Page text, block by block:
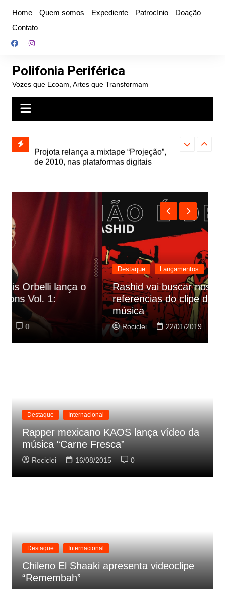
conteúdo
Home Quem somos Expediente Patrocínio
Doação
Contato
Polifonia Periférica
Vozes que Ecoam, Artes que Transformam
e abre
autoral,
de 2010, nas plataformas digitais
Farofa
Destaque Lançamentos
Rashid vai buscar nos HQs as
referencias do clipe de sua nova
música
Rociclei 22/01/2019 0
Destaque Internacional
Rapper mexicano KAOS lança vídeo da
música “Carne Fresca”
Rociclei 16/08/2015 0
Destaque Internacional
Chileno El Shaaki apresenta videoclipe
“Remembah”